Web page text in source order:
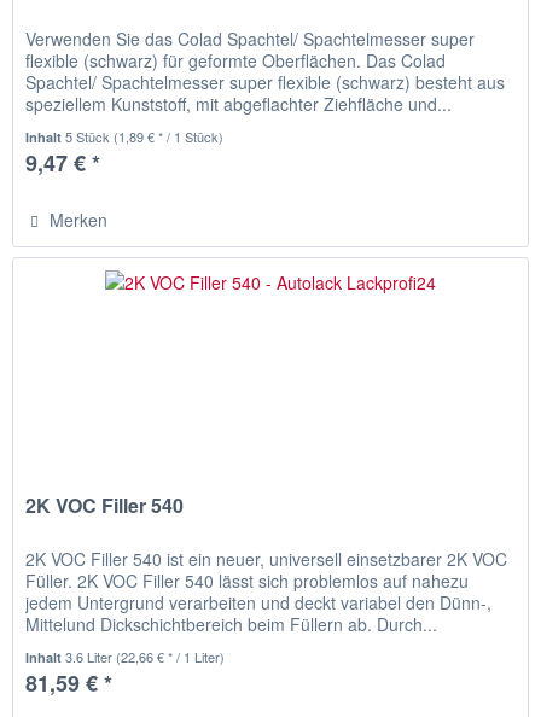
Verwenden Sie das Colad Spachtel/ Spachtelmesser super
flexible (schwarz) für geformte Oberflächen. Das Colad
Spachtel/ Spachtelmesser super flexible (schwarz) besteht aus
speziellem Kunststoff, mit abgeflachter Ziehfläche und...
Inhalt5 Stück (1,89 € * / 1 Stück)
9,47 € *
Merken
2K VOC Filler 540
2K VOC Filler 540 ist ein neuer, universell einsetzbarer 2K VOC
Füller. 2K VOC Filler 540 lässt sich problemlos auf nahezu
jedem Untergrund verarbeiten und deckt variabel den Dünn-,
Mittelund Dickschichtbereich beim Füllern ab. Durch...
Inhalt3.6 Liter (22,66 € * / 1 Liter)
81,59 € *